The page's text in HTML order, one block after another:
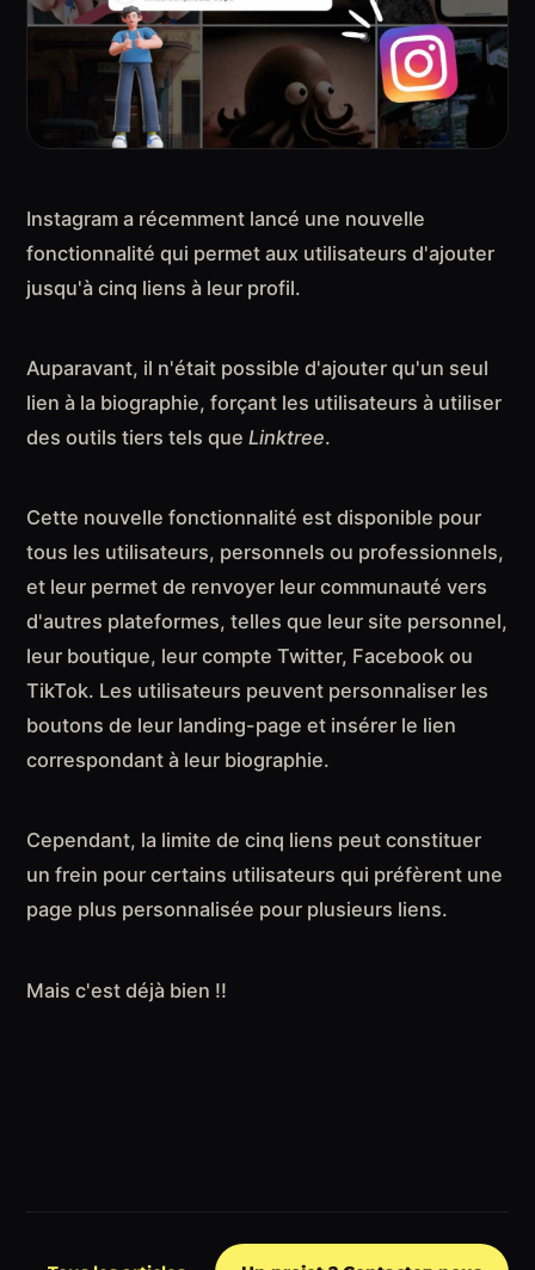
Instagram a récemment lancé une nouvelle
fonctionnalité qui permet aux utilisateurs d'ajouter
jusqu'à cinq liens à leur profil.
Auparavant, il n'était possible d'ajouter qu'un seul
lien à la biographie, forçant les utilisateurs à utiliser
des outils tiers tels que Linktree.
Cette nouvelle fonctionnalité est disponible pour
tous les utilisateurs, personnels ou professionnels,
et leur permet de renvoyer leur communauté vers
d'autres plateformes, telles que leur site personnel,
leur boutique, leur compte Twitter, Facebook ou
TikTok. Les utilisateurs peuvent personnaliser les
boutons de leur landing-page et insérer le lien
correspondant à leur biographie.
Cependant, la limite de cinq liens peut constituer
un frein pour certains utilisateurs qui préfèrent une
page plus personnalisée pour plusieurs liens.
Mais c'est déjà bien !!